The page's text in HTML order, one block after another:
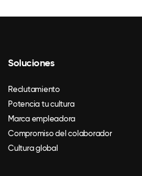
Soluciones
Reclutamiento
Potencia tu cultura
Marca empleadora
Compromiso del colaborador
Cultura global